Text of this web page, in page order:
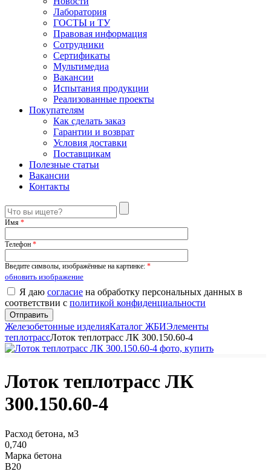
Лаборатория
ГОСТЫ и ТУ
Правовая информация
Сотрудники
Сертификаты
Мультимедиа
Вакансии
Испытания продукции
Реализованные проекты
Покупателям
Как сделать заказ
Гарантии и возврат
Условия доставки
Поставщикам
Полезные статьи
Вакансии
Контакты
Имя *
Телефон *
Введите символы, изображённые на картинке: *
обновить изображение
Я даю согласие на обработку персональных данных в
соответствии с политикой конфиденциальности
Железобетонные изделияКаталог ЖБИЭлементы
теплотрассЛоток теплотрасс ЛК 300.150.60-4
Лоток теплотрасс ЛК
300.150.60-4
Расход бетона, м3
0,740
Марка бетона
В20